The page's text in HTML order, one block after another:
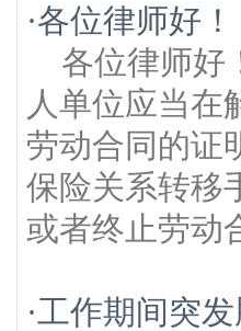
·各位律师好
各位律师好
人单位应当在
劳动合同的证
保险关系转移
或者终止劳动
·工作期间突